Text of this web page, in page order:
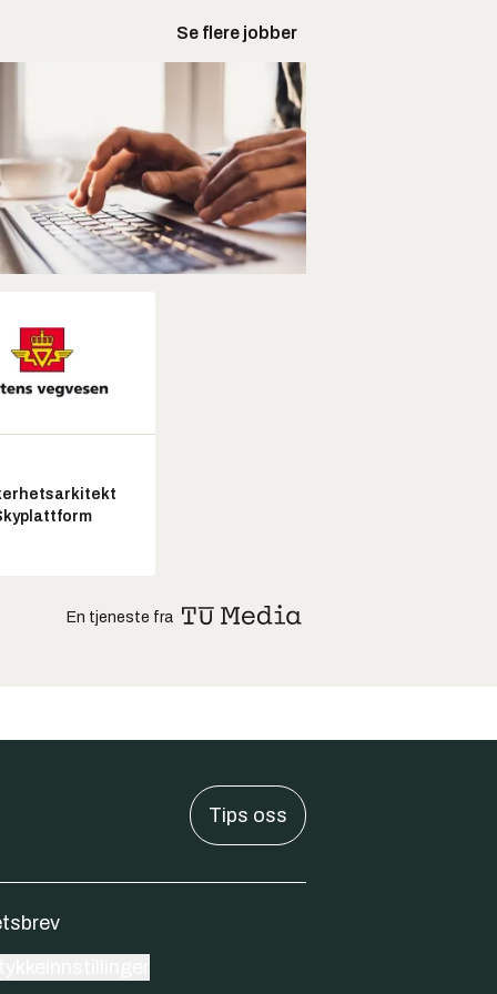
Se flere jobber
En tjeneste fra
Tips oss